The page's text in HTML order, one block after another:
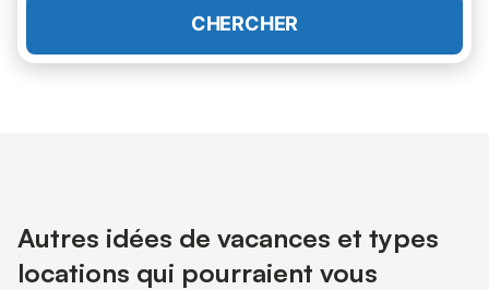
CHERCHER
Autres idées de vacances et types
locations qui pourraient vous